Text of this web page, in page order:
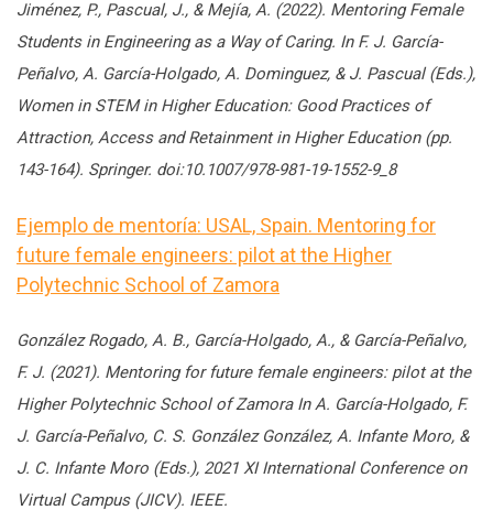
Jiménez, P., Pascual, J., & Mejía, A. (2022). Mentoring Female
Students in Engineering as a Way of Caring. In F. J. García-
Peñalvo, A. García-Holgado, A. Dominguez, & J. Pascual (Eds.),
Women in STEM in Higher Education: Good Practices of
Attraction, Access and Retainment in Higher Education (pp.
143-164). Springer. doi:10.1007/978-981-19-1552-9_8
Ejemplo de mentoría: USAL, Spain. Mentoring for
future female engineers: pilot at the Higher
Polytechnic School of Zamora
González Rogado, A. B., García-Holgado, A., & García-Peñalvo,
F. J. (2021). Mentoring for future female engineers: pilot at the
Higher Polytechnic School of Zamora In A. García-Holgado, F.
J. García-Peñalvo, C. S. González González, A. Infante Moro, &
J. C. Infante Moro (Eds.), 2021 XI International Conference on
Virtual Campus (JICV). IEEE.